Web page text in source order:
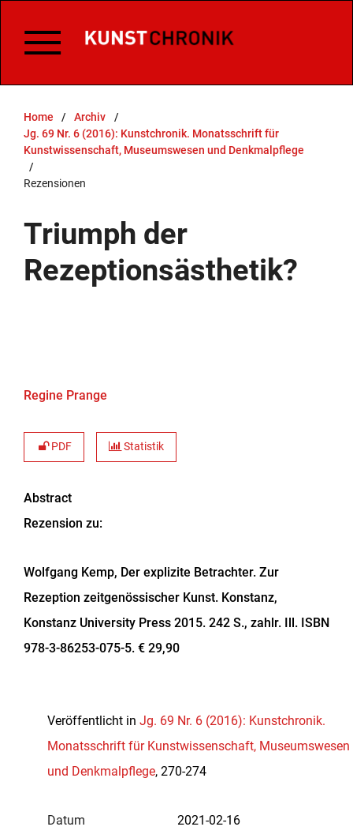
Home / Archiv
/
Jg. 69 Nr. 6 (2016): Kunstchronik. Monatsschrift für
Kunstwissenschaft, Museumswesen und Denkmalpflege
/
Rezensionen
Triumph der
Rezeptionsästhetik?
Regine Prange
PDF Statistik
Abstract
Rezension zu:
Wolfgang Kemp, Der explizite Betrachter. Zur
Rezeption zeitgenössischer Kunst. Konstanz,
Konstanz University Press 2015. 242 S., zahlr. Ill. ISBN
978-3-86253-075-5. € 29,90
Veröffentlicht in Jg. 69 Nr. 6 (2016): Kunstchronik.
Monatsschrift für Kunstwissenschaft, Museumswesen
und Denkmalpflege, 270-274
Datum 2021-02-16